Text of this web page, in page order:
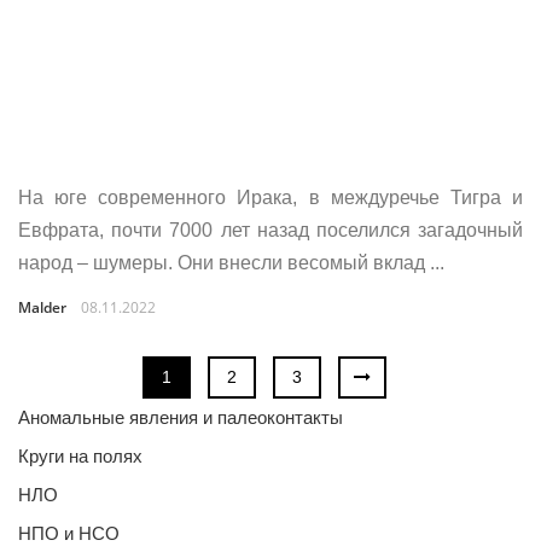
На юге современного Ирака, в междуречье Тигра и
Евфрата, почти 7000 лет назад поселился загадочный
народ – шумеры. Они внесли весомый вклад ...
Malder 08.11.2022
1 2 3
Аномальные явления и палеоконтакты
Круги на полях
НЛО
НПО и НСО